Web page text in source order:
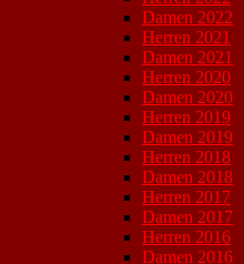
Damen 2022
Herren 2021
Damen 2021
Herren 2020
Damen 2020
Herren 2019
Damen 2019
Herren 2018
Damen 2018
Herren 2017
Damen 2017
Herren 2016
Damen 2016